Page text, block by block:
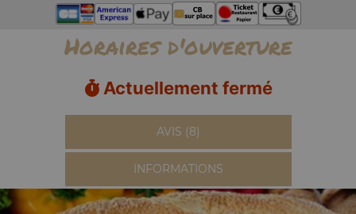
Horaires d'ouverture
Actuellement fermé
AVIS (8)
INFORMATIONS